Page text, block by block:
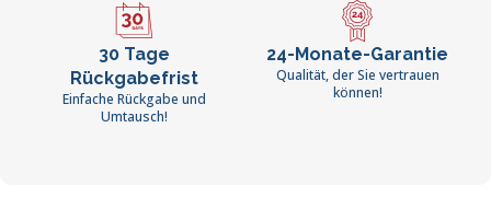
30 Tage
Rückgabefrist
Einfache Rückgabe und
Umtausch!
24-Monate-Garantie
Qualität, der Sie vertrauen
können!